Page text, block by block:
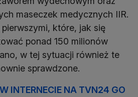
maseczek medycznych IIR.
które, jak się
ponad 150 milionów
w tej sytuacji również te
sprawdzone.
INTERNECIE NA TVN24 GO